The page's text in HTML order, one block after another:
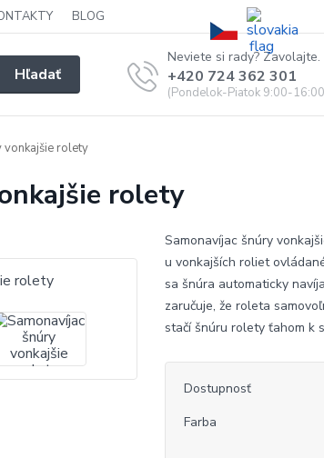
BLOG
Hľadať
Neviete si rady? Zavolajte.
+420 724 362 301
(Pondelok-Piatok 9:00-
vonkajšie rolety
rolety
Samonavíjac šnúry
u vonkajších roliet
sa šnúra automaticky
zaručuje, že roleta
stačí šnúru rolety ťahom k
Dostupnosť
Farba